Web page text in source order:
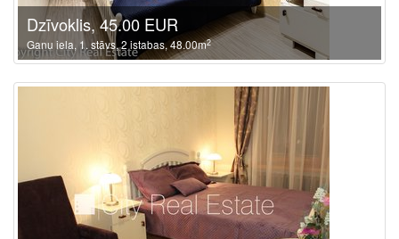
Dzīvoklis, 45.00 EUR
Ganu iela, 1. stāvs, 2 istabas, 48.00m2